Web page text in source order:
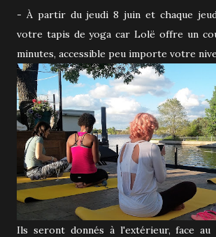
- À partir du jeudi 8 juin et chaque
votre tapis de yoga car Lolë offre un
minutes, accessible peu importe votre
Ils seront donnés à l'extérieur, face